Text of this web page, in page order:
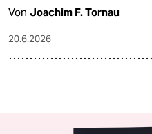
Von Joachim F. Tornau
20.6.2026